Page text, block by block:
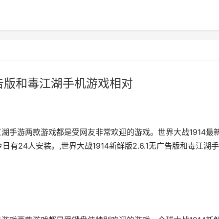
和毒江湖手机游戏相对
手游两款游戏都是受网友非常欢迎的游戏。世界大战1914最
有24人安装。,世界大战1914新鲜版2.6.1无广告版和毒江湖